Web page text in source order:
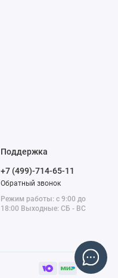
Поддержка
+7 (499)-714-65-11
Обратный звонок
Режим работы: с 9:00 до
18:00 Выходные: СБ - ВС